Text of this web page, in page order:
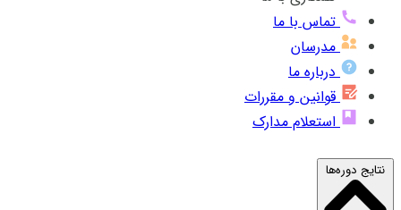
تماس با ما
مدرسان
درباره ما
قوانین و مقررات
استعلام مدارک
نتایج دوره‌ها